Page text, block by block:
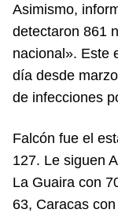
Asimismo,
detectaron 861
nacional». Este
día desde
de infecciones
Falcón fue el
127. Le siguen
La Guaira con
63, Caracas